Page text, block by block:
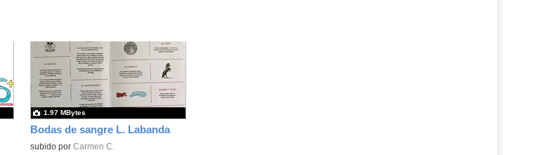
Bodas de sangre L. Labanda
subido por Carmen C.
1.97 MBytes